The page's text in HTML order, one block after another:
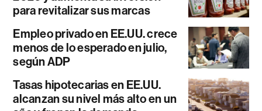
para revitalizar sus marcas
Empleo privado en EE.UU. crece
menos de lo esperado en julio,
según ADP
Tasas hipotecarias en EE.UU.
alcanzan su nivel más alto en un